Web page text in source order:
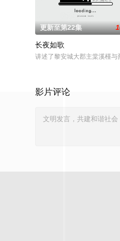
更新至第22集
长夜如歌
讲述了黎安城大郡主棠溪槿
影片评论